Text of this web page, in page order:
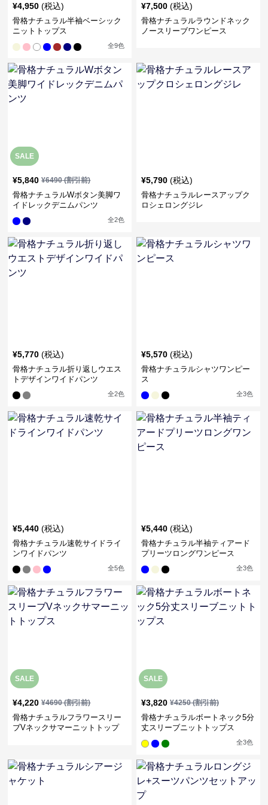
¥4,950 (税込)
骨格ナチュラル半袖ベーシック
ニットトップス
全9色
¥7,500 (税込)
骨格ナチュラルラウンドネック
ノースリーブワンピース
SALE
¥5,840 ¥6490(割引前)
骨格ナチュラルWボタン美脚ワ
イドレックデニムパンツ
全2色
¥5,790 (税込)
骨格ナチュラルレースアップク
ロシェロングジレ
¥5,770 (税込)
骨格ナチュラル折り返しウエス
トデザインワイドパンツ
全2色
¥5,570 (税込)
骨格ナチュラルシャツワンピー
ス
全3色
¥5,440 (税込)
骨格ナチュラル速乾サイドライ
ンワイドパンツ
全5色
¥5,440 (税込)
骨格ナチュラル半袖ティアード
プリーツロングワンピース
全3色
SALE
¥4,220 ¥4690(割引前)
骨格ナチュラルフラワースリー
ブVネックサマーニットトップ
SALE
¥3,820 ¥4250(割引前)
骨格ナチュラルボートネック5分
丈スリーブニットトップス
全3色